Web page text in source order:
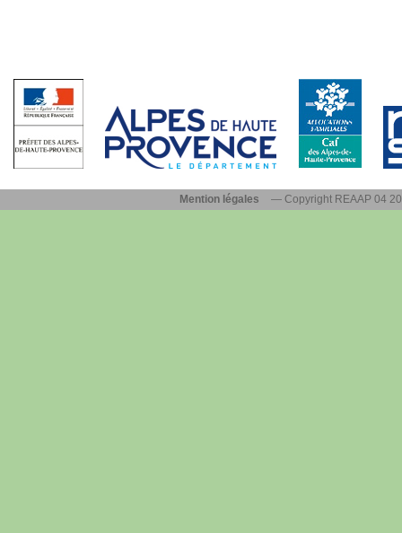
Mention légales — Copyright REAAP 04